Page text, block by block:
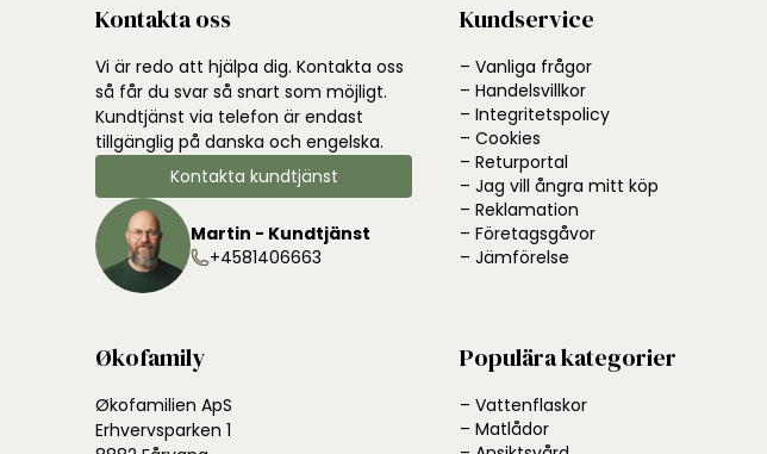
Kontakta oss
Vi är redo att hjälpa dig. Kontakta oss
så får du svar så snart som möjligt.
Kundtjänst via telefon är endast
tillgänglig på danska och engelska.
Kontakta kundtjänst
Martin - Kundtjänst
+4581406663
Kundservice
– Vanliga frågor
– Handelsvillkor
– Integritetspolicy
– Cookies
– Returportal
– Jag vill ångra mitt köp
– Reklamation
– Företagsgåvor
– Jämförelse
Økofamily
Økofamilien ApS
Erhvervsparken 1
Populära kategorier
– Vattenflaskor
– Matlådor